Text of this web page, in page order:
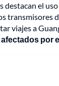
destacan el
transmisores
viajes a
por